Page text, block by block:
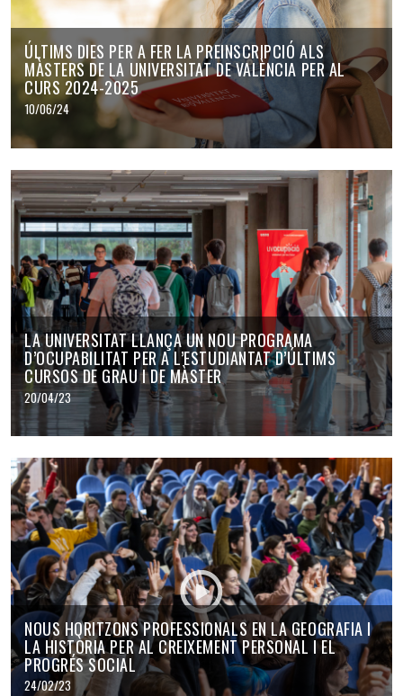
ÚLTIMS DIES PER A FER LA PREINSCRIPCIÓ ALS
MÀSTERS DE LA UNIVERSITAT DE VALÈNCIA PER AL
CURS 2024-2025
10/06/24
LA UNIVERSITAT LLANÇA UN NOU PROGRAMA
D’OCUPABILITAT PER A L’ESTUDIANTAT D’ÚLTIMS
CURSOS DE GRAU I DE MÀSTER
20/04/23
NOUS HORITZONS PROFESSIONALS EN LA GEOGRAFIA I
LA HISTÒRIA PER AL CREIXEMENT PERSONAL I EL
PROGRÉS SOCIAL
24/02/23